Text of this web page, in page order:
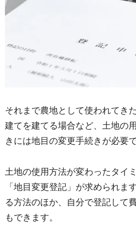
それまで農地として使われてき
建てを建てる場合など、土地の
きには地目の変更手続きが必要で
土地の使用方法が変わったタイ
「地目変更登記」が求められま
る方法のほか、自分で登記して
もできます。